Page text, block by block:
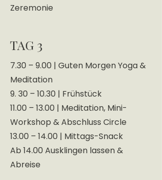
Zeremonie
TAG 3
7.30 – 9.00 | Guten Morgen Yoga &
Meditation
9. 30 – 10.30 | Frühstück
11.00 – 13.00 | Meditation, Mini-
Workshop & Abschluss Circle
13.00 – 14.00 | Mittags-Snack
Ab 14.00 Ausklingen lassen &
Abreise